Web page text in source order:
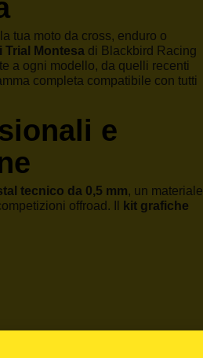
tua moto da cross, enduro o
Trial Montesa di Blackbird Racing
a ogni modello, da quelli recenti
completa compatibile con tutti
e
tecnico da 0,5 mm, un materiale
offroad. Il
kit grafiche